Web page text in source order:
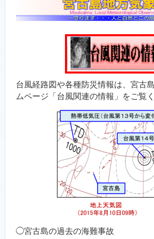
台風経路図や各種防災情報は、宮古
ムページ「台風関連の情報」をご覧く
◯宮古島の過去の海難事故